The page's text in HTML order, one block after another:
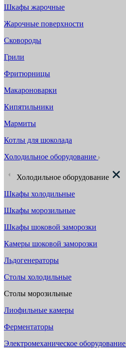
Шкафы жарочные
Жарочные поверхности
Сковороды
Грили
Фритюрницы
Макароноварки
Кипятильники
Мармиты
Котлы для шоколада
Холодильное оборудование
Холодильное оборудование
Шкафы холодильные
Шкафы морозильные
Шкафы шоковой заморозки
Камеры шоковой заморозки
Льдогенераторы
Столы холодильные
Столы морозильные
Лиофильные камеры
Ферментаторы
Электромеханическое оборудование